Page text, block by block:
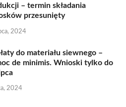
– termin składania
przesunięty
2024
do materiału siewnego –
de minimis. Wnioski tylko do
2024